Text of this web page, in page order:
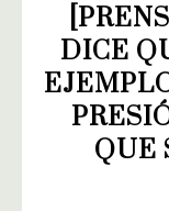
DICE
QUE